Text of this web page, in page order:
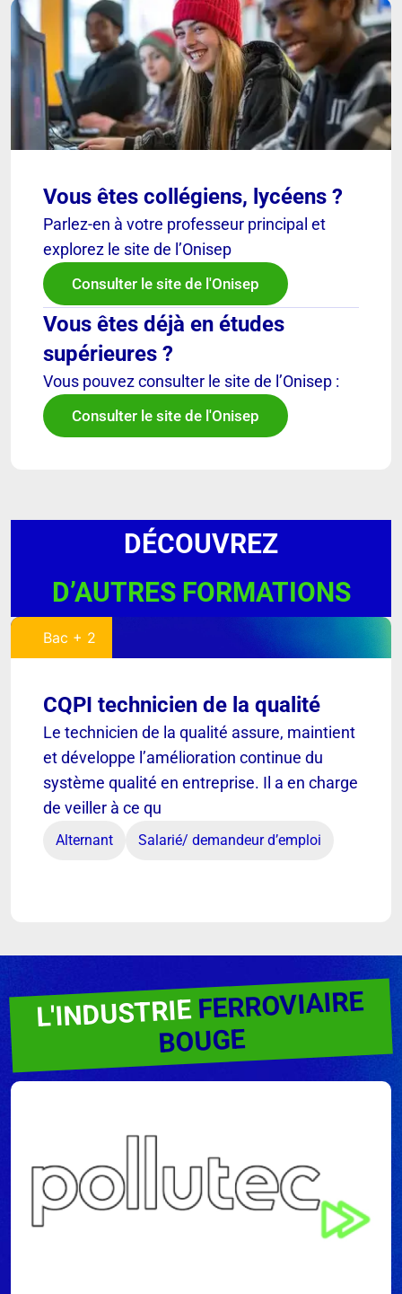
Vous êtes collégiens, lycéens ?
Parlez-en à votre professeur principal et
explorez le site de l’Onisep
Consulter le site de l'Onisep
Vous êtes déjà en études
supérieures ?
Vous pouvez consulter le site de l’Onisep :
Consulter le site de l'Onisep
DÉCOUVREZ
D’AUTRES FORMATIONS
Bac + 2
CQPI technicien de la qualité
Le technicien de la qualité assure, maintient
et développe l’amélioration continue du
système qualité en entreprise. Il a en charge
de veiller à ce qu
Alternant Salarié/ demandeur d’emploi
L'INDUSTRIEFERROVIAIRE
BOUGE